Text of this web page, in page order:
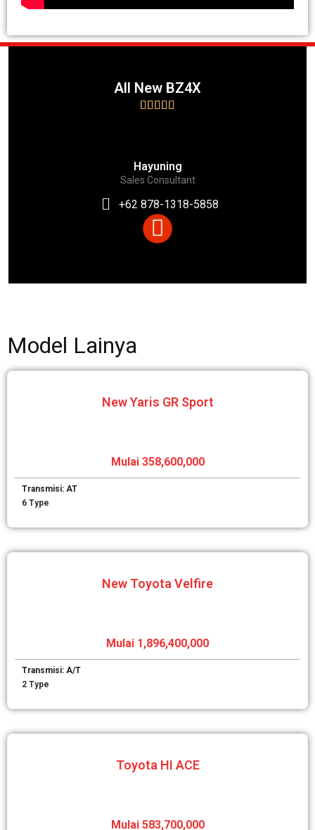
All New BZ4X
    
Hayuning
Sales Consultant
+62 878-1318-5858
Model Lainya
New Yaris GR Sport
Mulai 358,600,000
Transmisi: AT
6 Type
New Toyota Velfire
Mulai 1,896,400,000
Transmisi: A/T
2 Type
Toyota HI ACE
Mulai 583,700,000